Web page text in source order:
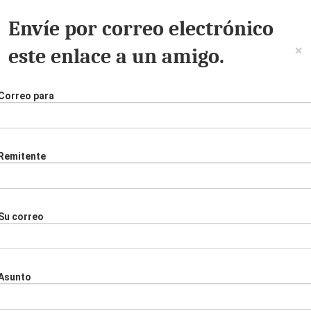
Envíe por correo electrónico
este enlace a un amigo.
×
para
correo